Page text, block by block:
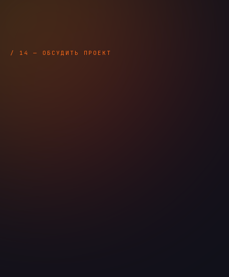
/ 14 — ОБСУДИТЬ ПРОЕКТ